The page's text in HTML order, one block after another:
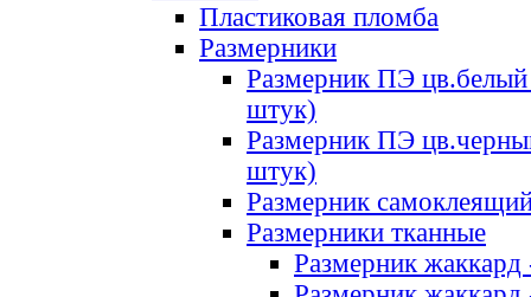
Пластиковая пломба
Размерники
Размерник ПЭ цв.белый
штук)
Размерник ПЭ
штук)
Размерник
Размерники тканные
Размерник